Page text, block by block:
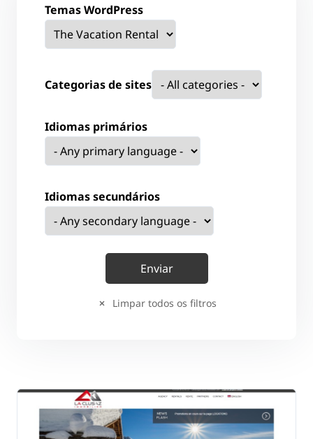
Temas WordPress
Categorias de sites
Idiomas primários
Idiomas secundários
Limpar todos os filtros